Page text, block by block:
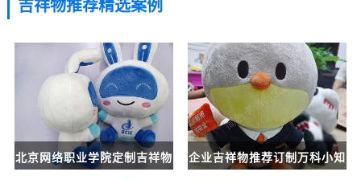
吉祥物推荐精选案例
北京网络职业学院定制吉祥物 企业吉祥物推荐订制万科小知